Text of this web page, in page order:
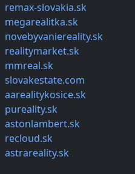
remax-slovakia.sk
megarealitka.sk
novebyvaniereality.sk
realitymarket.sk
mmreal.sk
slovakestate.com
aarealitykosice.sk
pureality.sk
astonlambert.sk
recloud.sk
astrareality.sk